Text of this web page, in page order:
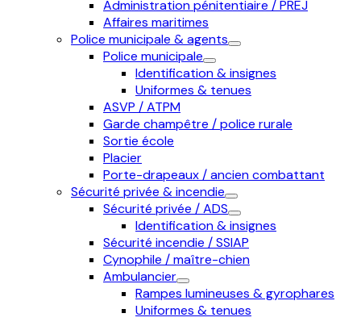
Administration pénitentiaire / PREJ
Affaires maritimes
Police municipale & agents
Police municipale
Identification & insignes
Uniformes & tenues
ASVP / ATPM
Garde champêtre / police rurale
Sortie école
Placier
Porte-drapeaux / ancien combattant
Sécurité privée & incendie
Sécurité privée / ADS
Identification & insignes
Sécurité incendie / SSIAP
Cynophile / maître-chien
Ambulancier
Rampes lumineuses & gyrophares
Uniformes & tenues